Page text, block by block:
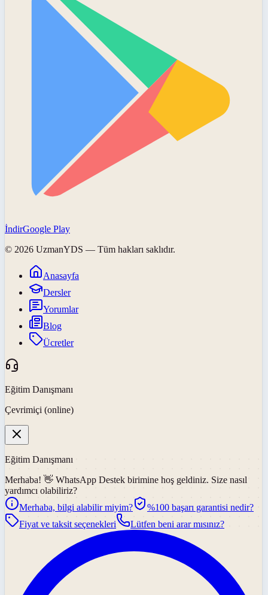
İndirGoogle Play
© 2026 UzmanYDS — Tüm hakları saklıdır.
Anasayfa
Dersler
Yorumlar
Blog
Ücretler
Eğitim Danışmanı
Çevrimiçi (online)
Eğitim Danışmanı
Merhaba! 👋 WhatsApp Destek birimine hoş geldiniz. Size nasıl
yardımcı olabiliriz?
Merhaba, bilgi alabilir miyim?
%100 başarı garantisi nedir?
Fiyat ve taksit seçenekleri
Lütfen beni arar mısınız?